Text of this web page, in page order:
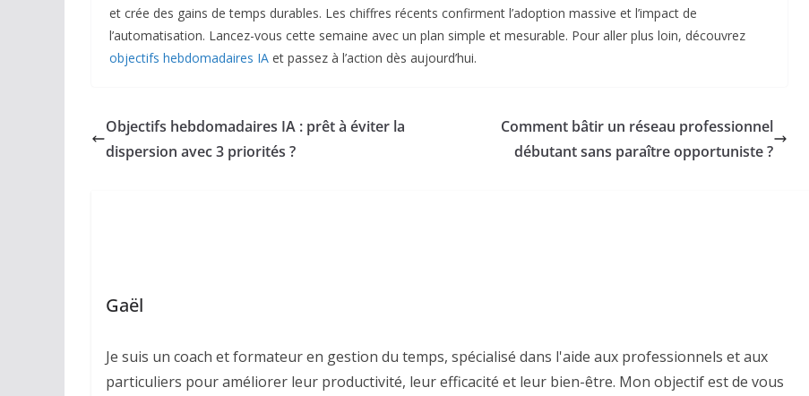
et crée des gains de temps durables. Les chiffres récents confirment l’adoption massive et l’impact de
l’automatisation. Lancez-vous cette semaine avec un plan simple et mesurable. Pour aller plus loin, découvrez
objectifs hebdomadaires IA et passez à l’action dès aujourd’hui.
Objectifs hebdomadaires IA : prêt à éviter la
dispersion avec 3 priorités ?
Comment bâtir un réseau professionnel
débutant sans paraître opportuniste ?
Gaël
Je suis un coach et formateur en gestion du temps, spécialisé dans l'aide aux professionnels et aux
particuliers pour améliorer leur productivité, leur efficacité et leur bien-être. Mon objectif est de vous